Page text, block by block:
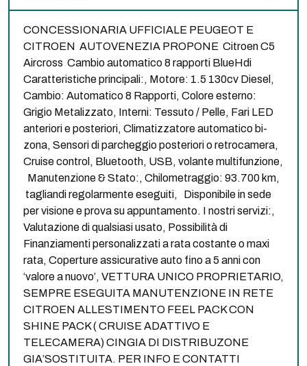
CONCESSIONARIA UFFICIALE PEUGEOT E
CITROEN AUTOVENEZIA PROPONE Citroen C5
Aircross Cambio automatico 8 rapporti BlueHdi
Caratteristiche principali:, Motore: 1.5 130cv Diesel,
Cambio: Automatico 8 Rapporti, Colore esterno:
Grigio Metalizzato, Interni: Tessuto / Pelle, Fari LED
anteriori e posteriori, Climatizzatore automatico bi-
zona, Sensori di parcheggio posteriori o retrocamera,
Cruise control, Bluetooth, USB, volante multifunzione,
Manutenzione & Stato:, Chilometraggio: 93.700 km,
tagliandi regolarmente eseguiti, Disponibile in sede
per visione e prova su appuntamento. I nostri servizi:,
Valutazione di qualsiasi usato, Possibilità di
Finanziamenti personalizzati a rata costante o maxi
rata, Coperture assicurative auto fino a 5 anni con
‘valore a nuovo’, VETTURA UNICO PROPRIETARIO,
SEMPRE ESEGUITA MANUTENZIONE IN RETE
CITROEN ALLESTIMENTO FEEL PACK CON
SHINE PACK ( CRUISE ADATTIVO E
TELECAMERA) CINGIA DI DISTRIBUZONE
GIA’SOSTITUITA. PER INFO E CONTATTI